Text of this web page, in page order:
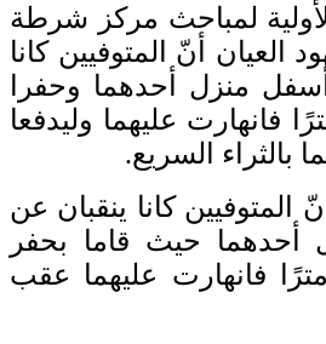
لمباحث مركز شرطة
العيان أنّ المتوفيين كانا
أسفل منزل أحدهما وحفرا
عمقها 30 مترًا فانهارت عليهما وليدفعا
بالثراء السريع.
المتوفيين كانا ينقبان عن
أحدهما حيث قاما بحفر
حفرة عمقها 30 مترًا فانهارت عليهما عقب